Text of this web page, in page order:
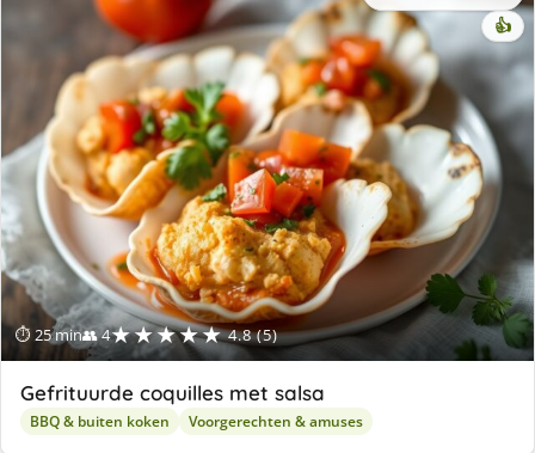
⏱ 25 min👥 4★★★★★ 4.8 (5)
👍
Gefrituurde coquilles met salsa
BBQ & buiten koken Voorgerechten & amuses